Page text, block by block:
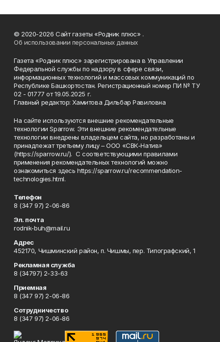
© 2020-2026 Сайт газеты «Родник плюс» .
Об использовании персональных данных
Газета «Родник плюс» зарегистрирована в Управлении
Федеральной службы по надзору в сфере связи,
информационных технологий и массовых коммуникаций по
Республике Башкортостан. Регистрационный номер ПИ № ТУ
02 - 01777 от 19.05.2025 г.
Главный редактор: Хамитова Дильбар Равиловна
На сайте используются внешние рекомендательные
технологии Sparrow. Эти внешние рекомендательные
технологии внедрены владельцем сайта, но разработаны и
принадлежат третьему лицу – ООО «СВК-Натив»
(https://sparrow.ru/). С соответствующими правилами
применения рекомендательных технологий можно
ознакомиться здесь https://sparrow.ru/recommendation-
technologies.html.
Телефон
8 (347 97) 2-06-86
Эл. почта
rodnik-buh@mail.ru
Адрес
452170, Чишминский район, п. Чишмы, пер. Типографский, 1
Рекламная служба
8 (34797) 2-33-63
Приемная
8 (347 97) 2-06-86
Сотрудничество
8 (347 97) 2-06-86